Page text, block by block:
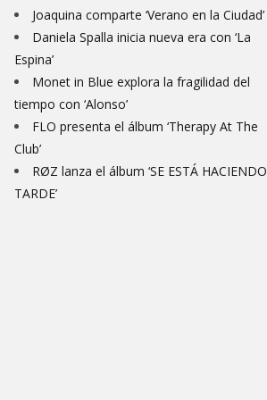
Joaquina comparte ‘Verano en la Ciudad’
Daniela Spalla inicia nueva era con ‘La
Espina’
Monet in Blue explora la fragilidad del
tiempo con ‘Alonso’
FLO presenta el álbum ‘Therapy At The
Club’
RØZ lanza el álbum ‘SE ESTÁ HACIENDO
TARDE’